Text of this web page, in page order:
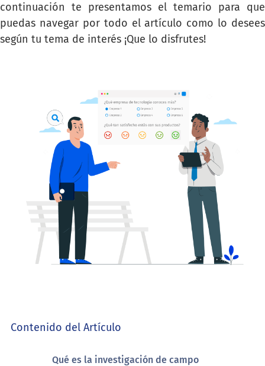
continuación te presentamos el temario para que
puedas navegar por todo el artículo como lo desees
según tu tema de interés ¡Que lo disfrutes!
Contenido del Artículo
Qué es la investigación de campo